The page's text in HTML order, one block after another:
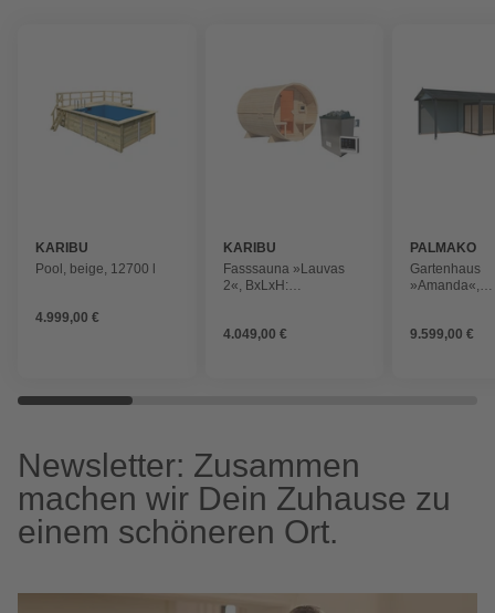
KARIBU
Pool, beige, 12700 l
4.999,00 €
KARIBU
Fasssauna »Lauvas
2«, BxLxH:
Steuerung
4.049,00 €
PALMAKO
Gartenhaus
»Amanda«,
lackiert, Holz
9.599,00 €
Newsletter: Zusammen
machen wir Dein Zuhause zu
einem schöneren Ort.